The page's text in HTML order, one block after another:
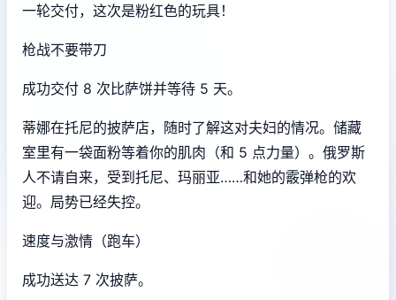
一轮交付，这次是粉红色的玩具！
枪战不要带刀
成功交付 8 次比萨饼并等待 5 天。
蒂娜在托尼的披萨店，随时了解这对夫妇的情况。储藏
室里有一袋面粉等着你的肌肉（和 5 点力量）。俄罗斯
人不请自来，受到托尼、玛丽亚……和她的霰弹枪的欢
迎。局势已经失控。
速度与激情（跑车）
成功送达 7 次披萨。